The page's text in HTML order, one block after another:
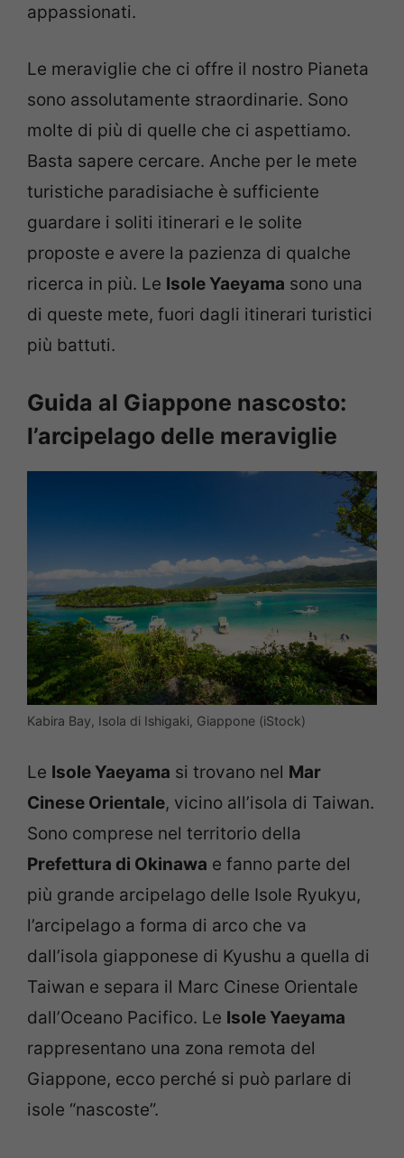
appassionati.
Le meraviglie che ci offre il nostro Pianeta
sono assolutamente straordinarie. Sono
molte di più di quelle che ci aspettiamo.
Basta sapere cercare. Anche per le mete
turistiche paradisiache è sufficiente
guardare i soliti itinerari e le solite
proposte e avere la pazienza di qualche
ricerca in più. Le Isole Yaeyama sono una
di queste mete, fuori dagli itinerari turistici
più battuti.
Guida al Giappone nascosto:
l’arcipelago delle meraviglie
Kabira Bay, Isola di Ishigaki, Giappone (iStock)
Le Isole Yaeyama si trovano nel Mar
Cinese Orientale, vicino all’isola di Taiwan.
Sono comprese nel territorio della
Prefettura di Okinawa e fanno parte del
più grande arcipelago delle Isole Ryukyu,
l’arcipelago a forma di arco che va
dall’isola giapponese di Kyushu a quella di
Taiwan e separa il Marc Cinese Orientale
dall’Oceano Pacifico. Le Isole Yaeyama
rappresentano una zona remota del
Giappone, ecco perché si può parlare di
isole “nascoste”.